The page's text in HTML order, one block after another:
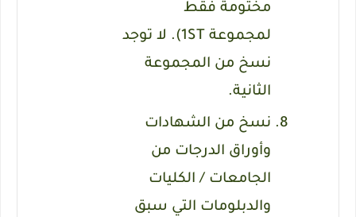
مختومة فقط
لمجموعة 1ST).
لا توجد
نسخ من المجموعة
الثانية.
نسخ من الشهادات
وأوراق الدرجات من
الجامعات / الكليات
والدبلومات التي سبق